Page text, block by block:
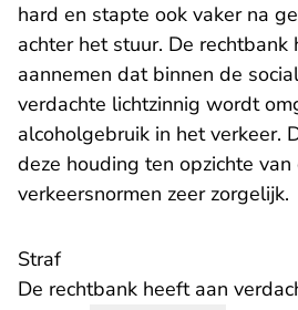
hard en stapte ook vaker na
achter het stuur. De rechtbank
aannemen dat binnen de
verdachte lichtzinnig wordt
alcoholgebruik in het verkeer.
deze houding ten opzichte
verkeersnormen zeer zorgelijk.
Straf
De rechtbank heeft aan